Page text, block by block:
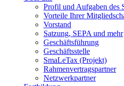
Profil und Aufgaben des
Vorteile Ihrer
Vorstand
Satzung, SEPA und mehr
Geschäftsführung
Geschäftsstelle
SmaLeTax (Projekt)
Rahmenvertragspartner
Netzwerkpartner